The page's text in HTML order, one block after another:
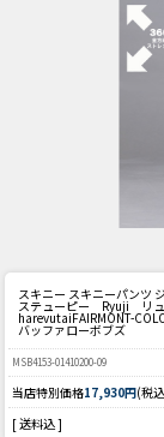
スキニー スキニーパン
ステューピー Ryuji リ
harevutaiFAIRMONT-
バッファローボブズ
MSB4153-01410200-09
当店特別価格17,930円(税
[ 送料込 ]